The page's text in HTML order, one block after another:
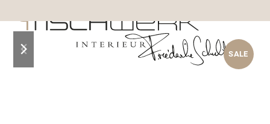
mobile
mobile
SALE
slide
slide